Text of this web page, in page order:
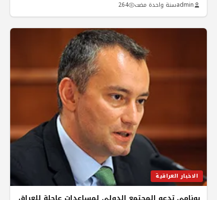
adminسنة واحدة مضت 264
الاخبار العراقية